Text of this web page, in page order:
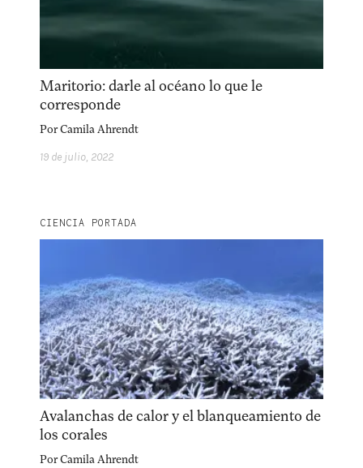
Maritorio: darle al océano lo que le
corresponde
PorCamila Ahrendt
19 de julio, 2022
CIENCIA PORTADA
Avalanchas de calor y el blanqueamiento de
los corales
PorCamila Ahrendt